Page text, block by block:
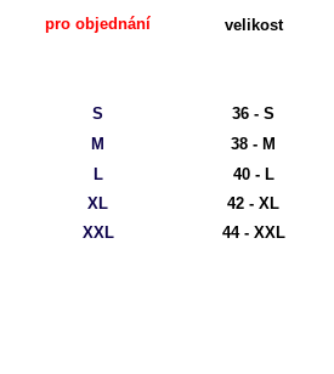
pro objednání velikost
S 36 - S
M
38 - M
L
40 - L
XL
42 - XL
XXL
44 - XXL